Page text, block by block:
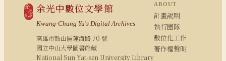
余光中數位文學館
Kwang-Chung Yu's Digital Archives
高雄市鼓山區蓮海路 70 號
國立中山大學圖書館藏
National Sun Yat-sen University Library
ABOUT
計畫說明
執行團隊
數位化工作
著作權聲明